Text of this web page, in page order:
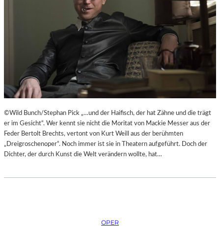
©Wild Bunch/Stephan Pick „…und der Haifisch, der hat Zähne und die trägt
er im Gesicht“. Wer kennt sie nicht die Moritat von Mackie Messer aus der
Feder Bertolt Brechts, vertont von Kurt Weill aus der berühmten
„Dreigroschenoper“. Noch immer ist sie in Theatern aufgeführt. Doch der
Dichter, der durch Kunst die Welt verändern wollte, hat…
OPER